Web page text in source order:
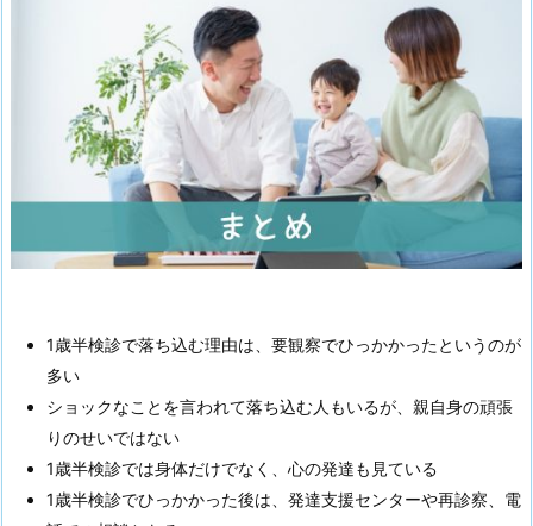
1歳半検診で落ち込む理由は、要観察でひっかかったというのが
多い
ショックなことを言われて落ち込む人もいるが、親自身の頑張
りのせいではない
1歳半検診では身体だけでなく、心の発達も見ている
1歳半検診でひっかかった後は、発達支援センターや再診察、電